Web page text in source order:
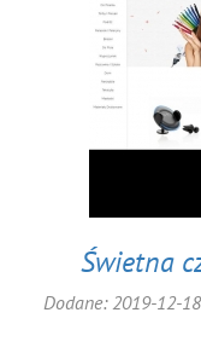
Świetna
Dodane: 2019-12-18